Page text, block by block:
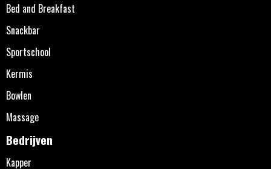
Bed and Breakfast
Snackbar
Sportschool
Kermis
Bowlen
Massage
Bedrijven
Kapper